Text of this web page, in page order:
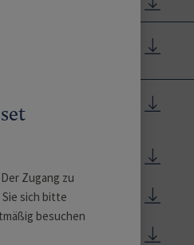
Zugang zu
sich bitte
besuchen